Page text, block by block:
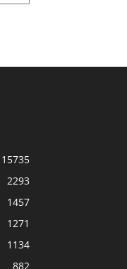
15735
2293
1457
1271
1134
882